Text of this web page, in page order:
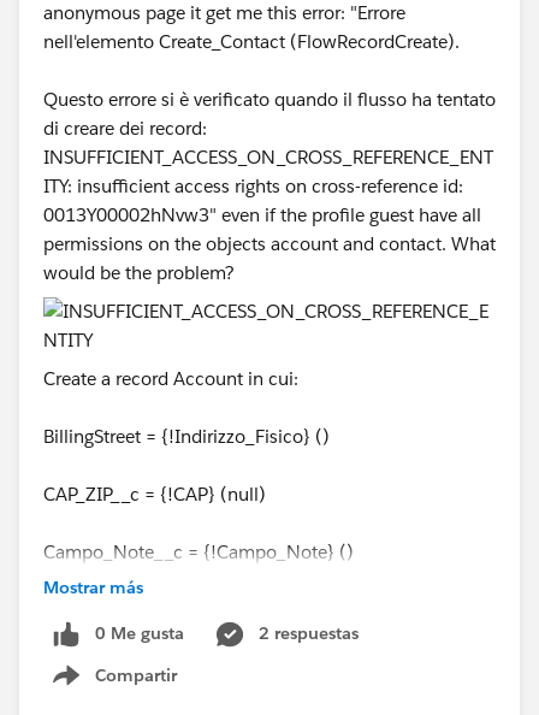
anonymous page it get me this error: "Errore
nell'elemento Create_Contact (FlowRecordCreate).
Questo errore si è verificato quando il flusso ha tentato
di creare dei record:
INSUFFICIENT_ACCESS_ON_CROSS_REFERENCE_ENT
ITY: insufficient access rights on cross-reference id:
0013Y00002hNvw3" even if the profile guest have all
permissions on the objects account and contact. What
would be the problem?
Create a record Account in cui:
BillingStreet = {!Indirizzo_Fisico} ()
CAP_ZIP__c = {!CAP} (null)
Campo_Note__c = {!Campo_Note} ()
Cod_Fiscale__c = {!Cod_Fiscale} ()
Mostrar más
0 Me gusta
2 respuestas
Compartir
Show menu